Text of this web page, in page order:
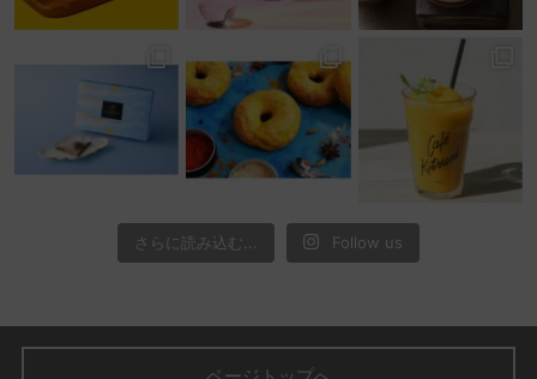
さらに読み込む... Follow us